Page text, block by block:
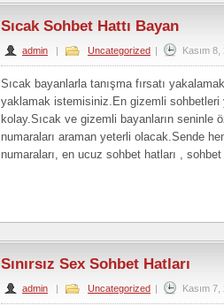
Sıcak Sohbet Hattı Bayan
admin | Uncategorized | Kasım 8,
Sıcak bayanlarla tanışma fırsatı
yaklamak istemisiniz.En gizemli sohbetleri
kolay.Sıcak ve gizemli bayanların seninle
numaraları araman yeterli olacak.Sende
numaraları, en ucuz sohbet hatları ,
Sınırsız Sex Sohbet Hatları
admin | Uncategorized | Kasım 7,